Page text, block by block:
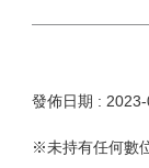
發佈日期 :
※未持有任何數